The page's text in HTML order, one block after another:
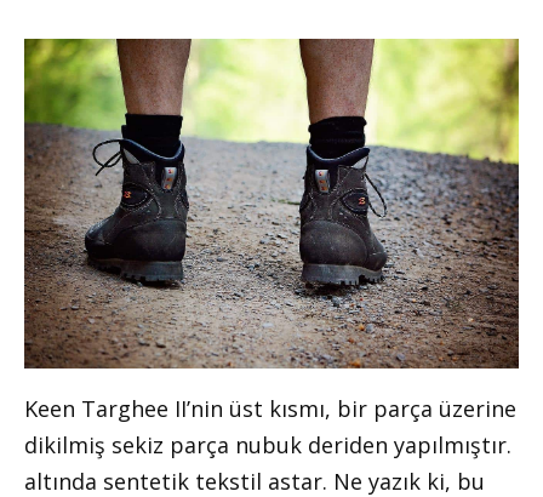
Keen Targhee II’nin üst kısmı, bir parça üzerine
dikilmiş sekiz parça nubuk deriden yapılmıştır.
altında sentetik tekstil astar. Ne yazık ki, bu